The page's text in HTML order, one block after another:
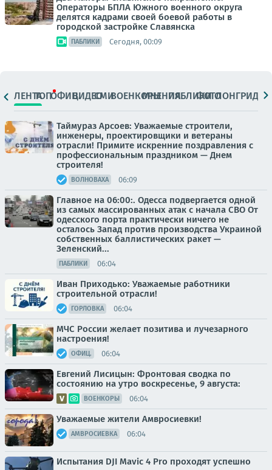
Операторы БПЛА Южного военного округа
делятся кадрами своей боевой работы в
городской застройке Славянска
ПАБЛИКИ Сегодня, 00:09
ЛЕНТАТОПОФИЦ.ВИДЕОСМИВОЕНКОРЫМНЕНИЯПАБЛИКИ
ФОТОЛОНГРИДЫ
Таймураз Арсоев: Уважаемые строители,
инженеры, проектировщики и ветераны
отрасли! Примите искренние поздравления с
профессиональным праздником — Днем
строителя!
ВОЛНОВАХА 06:09
Главное на 06:00:. Одесса подвергается одной
из самых массированных атак с начала СВО От
одесского порта практически ничего не
осталось Запад против производства Украиной
собственных баллистических ракет —
Зеленский...
ПАБЛИКИ 06:04
Иван Приходько: Уважаемые работники
строительной отрасли!
ГОРЛОВКА 06:04
МЧС России желает позитива и лучезарного
настроения!
ОФИЦ. 06:04
Евгений Лисицын: Фронтовая сводка по
состоянию на утро воскресенье, 9 августа:
ВОЕНКОРЫ 06:04
Уважаемые жители Амвросиевки!
АМВРОСИЕВКА 06:04
Испытания DJI Mavic 4 Pro проходят успешно